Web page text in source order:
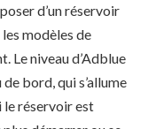
d’un réservoir
modèles de
Le niveau d’Adblue
bord, qui s’allume
le réservoir est